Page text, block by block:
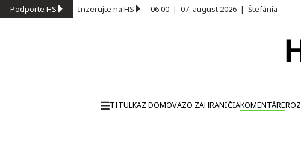
Podporte HS Inzerujte na HS 06:00 | 07. august 2026 | Štefánia
TITULKAZ DOMOVAZO ZAHRANIČIAKOMENTÁRE